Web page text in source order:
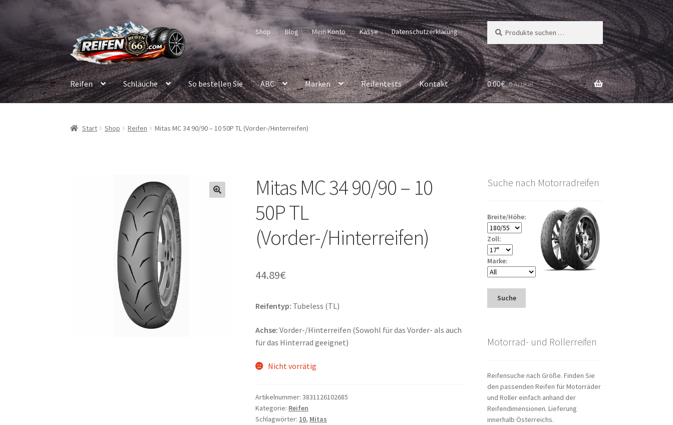
Navigation
springen
Inhalt
springen
Shop Blog Mein Konto Kasse Datenschutzerklärung
Suchen
nach:
Suchen
Reifen Schläuche So bestellen Sie ABC Marken Reifentests Kontakt 0.00€ 0 Artikel
Start Shop Reifen Mitas MC 34 90/90 – 10 50P TL (Vorder-/Hinterreifen)
Mitas MC 34 90/90 – 10
50P TL
(Vorder-/Hinterreifen)
44.89€
Reifentyp: Tubeless (TL)
Achse: Vorder-/Hinterreifen (Sowohl für das Vorder- als auch
für das Hinterrad geeignet)
Nicht vorrätig
Artikelnummer:3831126102685
Kategorie: Reifen
Schlagwörter: 10, Mitas
Suche nach Motorradreifen
Breite/Höhe:
Zoll:
Marke:
Suche
Motorrad- und Rollerreifen
Reifensuche nach Größe. Finden Sie
den passenden Reifen für Motorräder
und Roller einfach anhand der
Reifendimensionen. Lieferung
innerhalb Österreichs.